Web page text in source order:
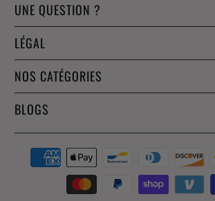
UNE QUESTION ?
LÉGAL
NOS CATÉGORIES
BLOGS